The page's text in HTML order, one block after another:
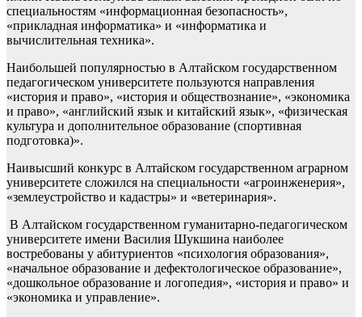
специальностям «информационная безопасность»,
«прикладная информатика» и «информатика и
вычислительная техника».
Наибольшей популярностью в Алтайском государственном
педагогическом университете пользуются направления
«история и право», «история и обществознание», «экономика
и право», «английский язык и китайский язык», «физическая
культура и дополнительное образование (спортивная
подготовка)».
Наивысший конкурс в Алтайском государственном аграрном
университете сложился на специальности «агроинженерия»,
«землеустройство и кадастры» и «ветеринария».
В Алтайском государственном гуманитарно-педагогическом
университете имени Василия Шукшина наиболее
востребованы у абитуриентов «психология образования»,
«начальное образование и дефектологическое образование»,
«дошкольное образование и логопедия», «история и право» и
«экономика и управление».